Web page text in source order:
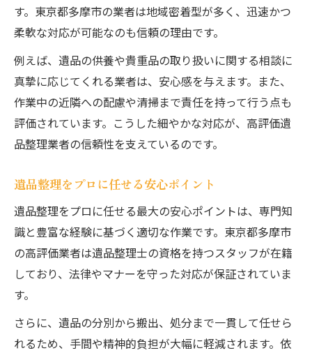
す。東京都多摩市の業者は地域密着型が多く、迅速かつ
柔軟な対応が可能なのも信頼の理由です。
例えば、遺品の供養や貴重品の取り扱いに関する相談に
真摯に応じてくれる業者は、安心感を与えます。また、
作業中の近隣への配慮や清掃まで責任を持って行う点も
評価されています。こうした細やかな対応が、高評価遺
品整理業者の信頼性を支えているのです。
遺品整理をプロに任せる安心ポイント
遺品整理をプロに任せる最大の安心ポイントは、専門知
識と豊富な経験に基づく適切な作業です。東京都多摩市
の高評価業者は遺品整理士の資格を持つスタッフが在籍
しており、法律やマナーを守った対応が保証されていま
す。
さらに、遺品の分別から搬出、処分まで一貫して任せら
れるため、手間や精神的負担が大幅に軽減されます。依